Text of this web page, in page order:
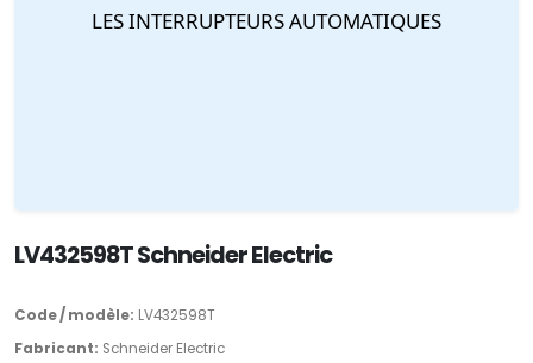
LV432598T Schneider Electric
Code / modèle: LV432598T
Fabricant: Schneider Electric